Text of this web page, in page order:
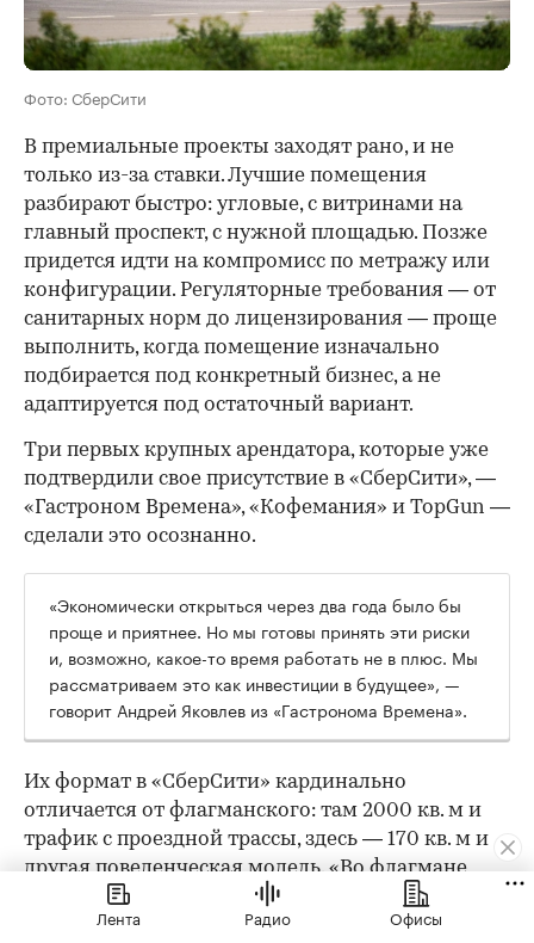
Фото: СберСити
В премиальные проекты заходят рано, и не
только из-за ставки. Лучшие помещения
разбирают быстро: угловые, с витринами на
главный проспект, с нужной площадью. Позже
придется идти на компромисс по метражу или
конфигурации. Регуляторные требования — от
санитарных норм до лицензирования — проще
выполнить, когда помещение изначально
подбирается под конкретный бизнес, а не
адаптируется под остаточный вариант.
Три первых крупных арендатора, которые уже
подтвердили свое присутствие в «СберСити», —
«Гастроном Времена», «Кофемания» и TopGun —
сделали это осознанно.
«Экономически открыться через два года было бы
проще и приятнее. Но мы готовы принять эти риски
и, возможно, какое-то время работать не в плюс. Мы
рассматриваем это как инвестиции в будущее», —
говорит Андрей Яковлев из «Гастронома Времена».
Их формат в «СберСити» кардинально
отличается от флагманского: там 2000 кв. м и
трафик с проездной трассы, здесь — 170 кв. м и
другая поведенческая модель. «Во флагмане
люди специально едут за большой корзиной.
Тут — докупить хлеб или молоко по пути с
Лента Радио Офисы